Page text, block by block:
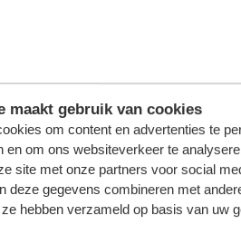
maakt gebruik van cookies
om content en advertenties te
en om ons websiteverkeer te
site met onze partners voor social
deze gegevens combineren met
hebben verzameld op basis van uw